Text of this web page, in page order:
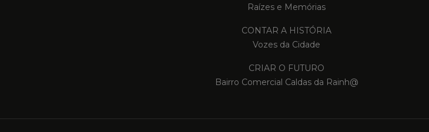
Raízes e Memórias
CONTAR A HISTÓRIA
Vozes da Cidade
CRIAR O FUTURO
Bairro Comercial Caldas da Rainh@